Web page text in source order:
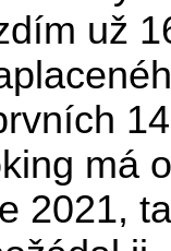
už
má
2021,